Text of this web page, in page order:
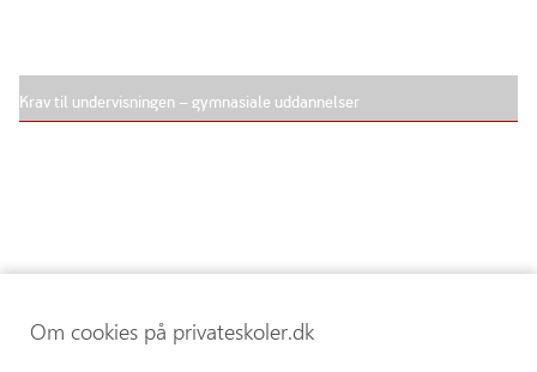
Krav til undervisningen – gymnasiale uddannelser
Om cookies på privateskoler.dk